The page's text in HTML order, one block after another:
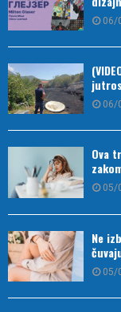
06/
06/
Ova
05/
Ne
05/